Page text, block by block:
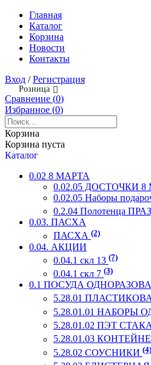
Главная
Каталог
Корзина
Новости
Контакты
Вход /Регистрация
Розница
Сравнение (0)
Избранное (0)
Корзина
Корзина пуста
Каталог
0.02 8 МАРТА
0.02.05 ДОСТОЧКИ 8
0.02.05 Наборы
0.2.04 Полотенца
0.03. ПАСХА
ПАСХА (2)
0.04. АКЦИИ
0.04.1 скл 13 (7)
0.04.1 скл 7 (3)
0.1 ПОСУДА
5.28.01
5.28.01.01 НАБОРЫ
5.28.01.02 ПЭТ
5.28.01.03
5.28.02 СОУСНИКИ (4)